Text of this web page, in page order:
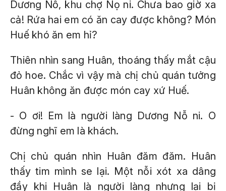
Dương Nỗ, khu chợ Nọ ni. Chưa bao giờ xa
cả! Rứa hai em có ăn cay được không? Món
Huế khó ăn em hỉ?
Thiên nhìn sang Huân, thoáng thấy mắt cậu
đỏ hoe. Chắc vì vậy mà chị chủ quán tưởng
Huân không ăn được món cay xứ Huế.
- O ơi! Em là người làng Dương Nỗ ni. O
đừng nghĩ em là khách.
Chị chủ quán nhìn Huân đăm đăm. Huân
thấy tim mình se lại. Một nỗi xót xa dâng
đầy khi Huân là người làng nhưng lại bị